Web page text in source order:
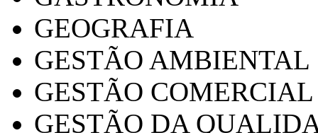
GEOGRAFIA
GESTÃO AMBIENTAL
GESTÃO COMERCIAL
GESTÃO DA